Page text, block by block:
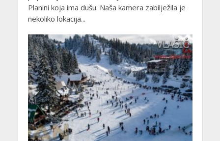
Planini koja ima dušu. Naša kamera zabilježila je
nekoliko lokacija...